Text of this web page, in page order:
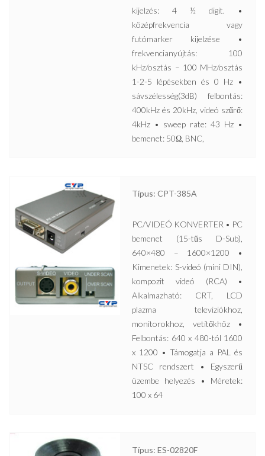
kijelzés: 4 ½ digit. •
középfrekvencia vagy
futómarker kijelzése •
frekvencianyújtás: 100
kHz/osztás – 100 MHz/osztás
1-2-5 lépésekben és 0 Hz •
sávszélesség(3dB) felbontás:
400kHz és 20kHz, videó szűrő:
4kHz • sweep rate: 43 Hz •
bemenet: 50Ω, BNC,
Típus: CPT-385A
PC/VIDEÓ KONVERTER • PC
bemenet (15-tűs D-Sub),
640×480 – 1600×1200 •
Kimenetek: S-videó (mini DIN),
kompozit videó (RCA) •
Alkalmazható: CRT, LCD
plazma televiziókhoz,
monitorokhoz, vetítőkhöz •
Felbontás: 640 x 480-tól 1600
x 1200 • Támogatja a PAL és
NTSC rendszert • Egyszerű
üzembe helyezés • Méretek:
100 x 64
Típus: ES-02820F